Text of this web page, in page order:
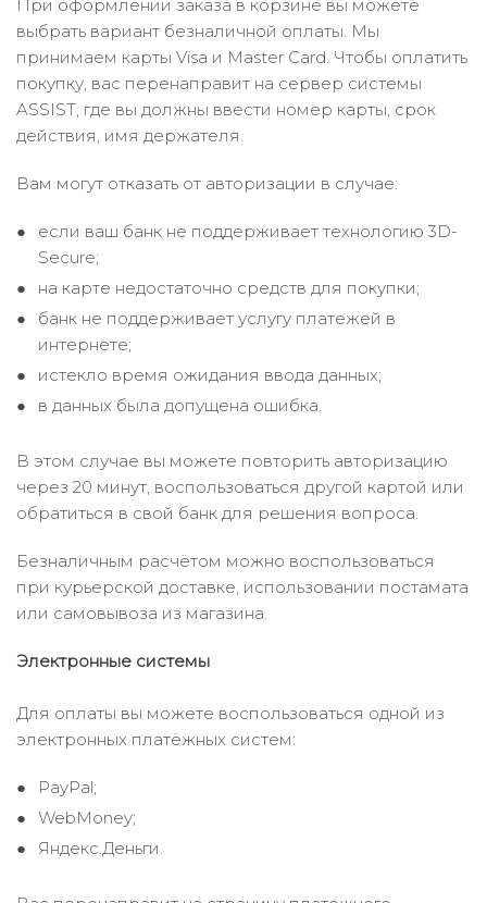
При оформлении заказа в корзине вы можете
выбрать вариант безналичной оплаты. Мы
принимаем карты Visa и Master Card. Чтобы оплатить
покупку, вас перенаправит на сервер системы
ASSIST, где вы должны ввести номер карты, срок
действия, имя держателя.
Вам могут отказать от авторизации в случае:
если ваш банк не поддерживает технологию 3D-
Secure;
на карте недостаточно средств для покупки;
банк не поддерживает услугу платежей в
интернете;
истекло время ожидания ввода данных;
в данных была допущена ошибка.
В этом случае вы можете повторить авторизацию
через 20 минут, воспользоваться другой картой или
обратиться в свой банк для решения вопроса.
Безналичным расчётом можно воспользоваться
при курьерской доставке, использовании постамата
или самовывоза из магазина.
Электронные системы
Для оплаты вы можете воспользоваться одной из
электронных платёжных систем:
PayPal;
WebMoney;
Яндекс.Деньги.